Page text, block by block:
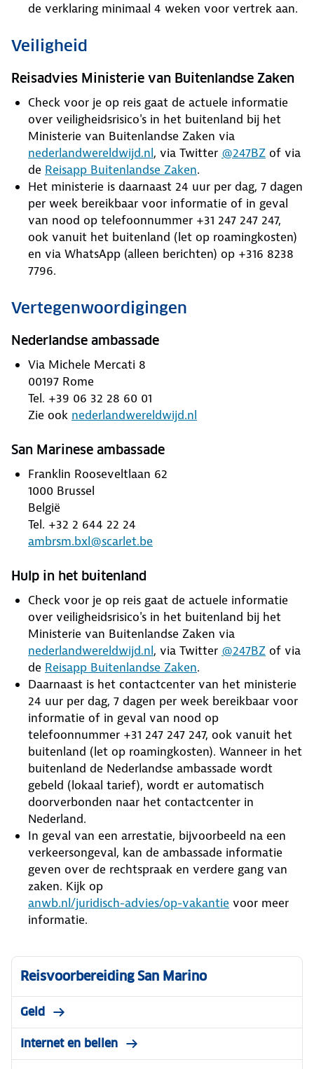
de verklaring minimaal 4 weken voor vertrek aan.
Veiligheid
Reisadvies Ministerie van Buitenlandse Zaken
Check voor je op reis gaat de actuele informatie
over veiligheidsrisico's in het buitenland bij het
Ministerie van Buitenlandse Zaken via
nederlandwereldwijd.nl, via Twitter @247BZ of via
de Reisapp Buitenlandse Zaken.
Het ministerie is daarnaast 24 uur per dag, 7 dagen
per week bereikbaar voor informatie of in geval
van nood op telefoonnummer +31 247 247 247,
ook vanuit het buitenland (let op roamingkosten)
en via WhatsApp (alleen berichten) op +316 8238
7796.
Vertegenwoordigingen
Nederlandse ambassade
Via Michele Mercati 8
00197 Rome
Tel. +39 06 32 28 60 01
Zie ook nederlandwereldwijd.nl
San Marinese ambassade
Franklin Rooseveltlaan 62
1000 Brussel
België
Tel. +32 2 644 22 24
ambrsm.bxl@scarlet.be
Hulp in het buitenland
Check voor je op reis gaat de actuele informatie
over veiligheidsrisico's in het buitenland bij het
Ministerie van Buitenlandse Zaken via
nederlandwereldwijd.nl, via Twitter @247BZ of via
de Reisapp Buitenlandse Zaken.
Daarnaast is het contactcenter van het ministerie
24 uur per dag, 7 dagen per week bereikbaar voor
informatie of in geval van nood op
telefoonnummer +31 247 247 247, ook vanuit het
buitenland (let op roamingkosten). Wanneer in het
buitenland de Nederlandse ambassade wordt
gebeld (lokaal tarief), wordt er automatisch
doorverbonden naar het contactcenter in
Nederland.
In geval van een arrestatie, bijvoorbeeld na een
verkeersongeval, kan de ambassade informatie
geven over de rechtspraak en verdere gang van
zaken. Kijk op
anwb.nl/juridisch-advies/op-vakantie voor meer
informatie.
Reisvoorbereiding San Marino
Geld
Internet en bellen